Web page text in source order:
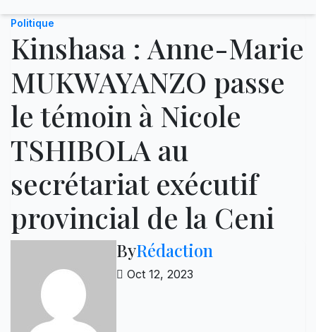
Politique
Kinshasa : Anne-Marie
MUKWAYANZO passe
le témoin à Nicole
TSHIBOLA au
secrétariat exécutif
provincial de la Ceni
ByRédaction
Oct 12, 2023